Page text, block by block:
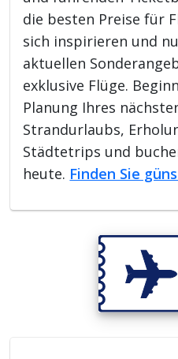
die besten Preise für
sich inspirieren und
aktuellen
exklusive Flüge.
Planung Ihres
Strandurlaubs,
Städtetrips und
heute. Finden Sie